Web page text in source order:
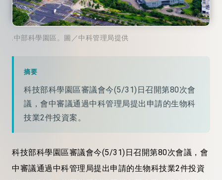
.中部科學園區。圖／中科管理局提供
摘要
科技部科學園區審議會今(5/31)日召開第80次會
議，會中審議通過中科管理局提出申請的生物科
技業2件投資案。
科技部科學園區審議會今(5/31)日召開第80次會議，會
中審議通過中科管理局提出申請的生物科技業2件投資